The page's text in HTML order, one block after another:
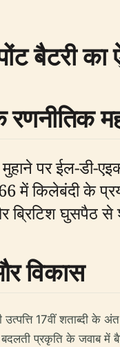
बैटरी का
रणनीतिक
पर ईल-डी-
में किलेबंदी के
ब्रिटिश घुसपैठ से
विकास
उत्पत्ति 17वीं शताब्दी के
प्रकृति के जवाब में